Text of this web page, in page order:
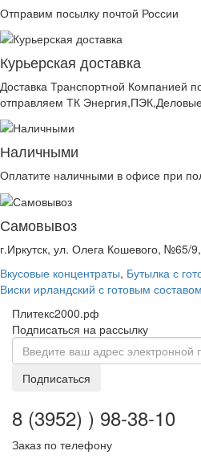
Отправим посылку почтой России
Курьерская доставка
Доставка Транспортной Компанией
отправляем ТК
Наличными
Оплатите наличными в офисе при
Самовывоз
г.Иркутск, ул. Олега Кошевого, №65/
Вкусовые концентраты, Бутылка с
Виски ирландский с готовым
Плитекс2000.рф
Подписаться на рассылку
Подписаться
8 (3952) ) 98-38-10
Заказ по телефону